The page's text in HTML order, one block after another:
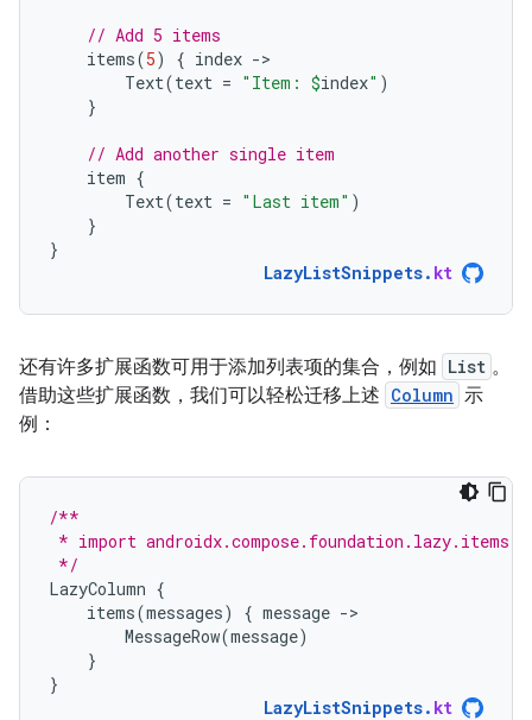
// Add 5 items
items(5) { index -
Text(text = "Item: $index" )
}
// Add another single item
item {
Text(text = "Last item" )
}
}
LazyListSnippets. kt
还有许多扩展函数可用于添加列表项的集合，例如 List 。
借助这些扩展函数，我们可以轻松迁移上述 Column 示
例：
/**
* import androidx.compose.foundation.lazy.items
*/
LazyColumn {
items(messages) { message -
MessageRow(message)
}
}
LazyListSnippets. kt